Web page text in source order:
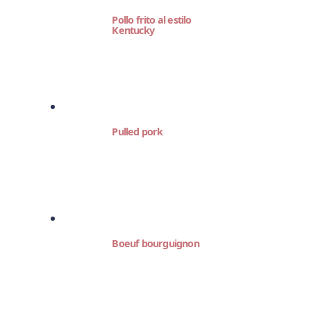
Pollo frito al estilo
Kentucky
Pulled pork
Boeuf bourguignon